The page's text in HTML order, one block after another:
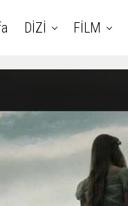
DİZİ FİLM